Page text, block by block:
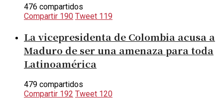
476 compartidos
Compartir 190 Tweet 119
La vicepresidenta de Colombia acusa a
Maduro de ser una amenaza para toda
Latinoamérica
479 compartidos
Compartir 192 Tweet 120